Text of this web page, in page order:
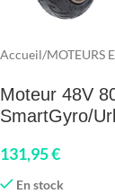
Accueil/MOTEURS
Moteur 48V
SmartGyro/
131,95€
En stock